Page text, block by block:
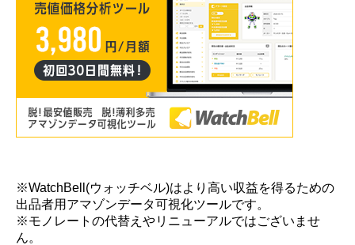
※WatchBell(ウォッチベル)はより高い収益を得るための
出品者用アマゾンデータ可視化ツールです。
※モノレートの代替えやリニューアルではございませ
ん。